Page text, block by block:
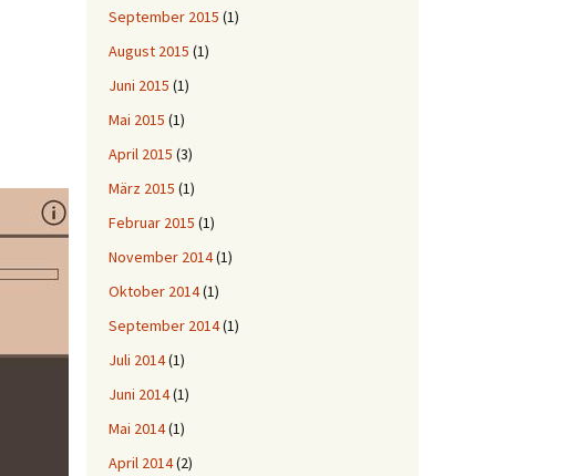
September 2015 (1)
August 2015 (1)
Juni 2015 (1)
Mai 2015 (1)
April 2015 (3)
März 2015 (1)
Februar 2015 (1)
November 2014(1)
Oktober 2014(1)
September 2014(1)
Juli 2014(1)
Juni 2014(1)
Mai 2014(1)
April 2014(2)